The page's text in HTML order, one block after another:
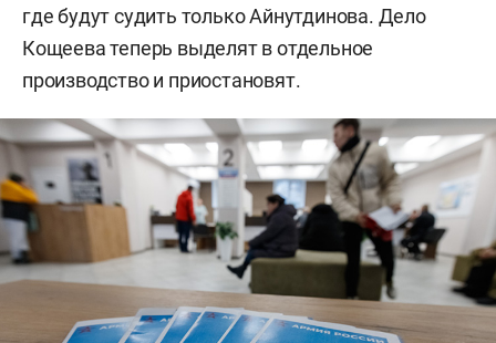
где будут судить только Айнутдинова. Дело
Кощеева теперь выделят в отдельное
производство и приостановят.